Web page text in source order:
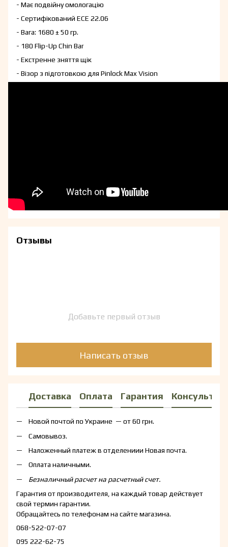
- Має подвійну омологацію
- Сертифікований ECE 22.06
- Вага: 1680 ± 50 гр.
- 180 Flip-Up Chin Bar
- Екстренне зняття щік
- Візор з підготовкою для Pinlock Max Vision
Отзывы
Добавьте первый отзыв
Написать отзыв
Доставка Оплата Гарантия
Новой почтой по Украине — от 60 грн.
Самовывоз.
Наложенный платеж в отделениии Новая почта.
Оплата наличными.
Безналичный расчет на расчетный счет.
Гарантия от производителя, на каждый товар действует
свой термин гарантии.
Обращайтесь по телефонам на сайте магазина.
068-522-07-07
095 222-62-75